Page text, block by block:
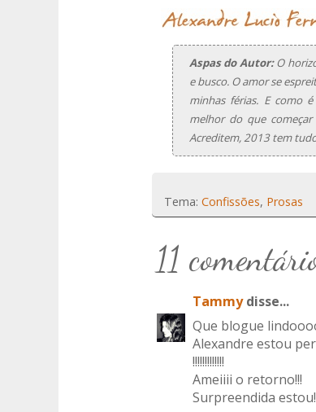
Aspas do Autor:O
e busco. O amor se
minhas férias. E como
melhor do que
Acreditem, 2013 tem
Tema: Confissões, Prosas
11
Tammydisse...
Que blogue
Alexandre estou
!!!!!!!!!!!!!
Ameiiii o retorno!!!
Surpreendida estou!